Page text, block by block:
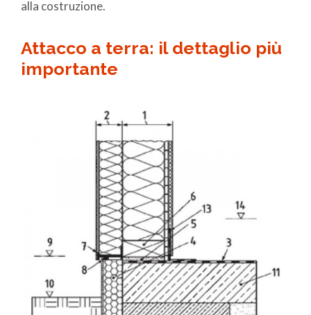
alla costruzione.
Attacco a terra: il dettaglio più
importante